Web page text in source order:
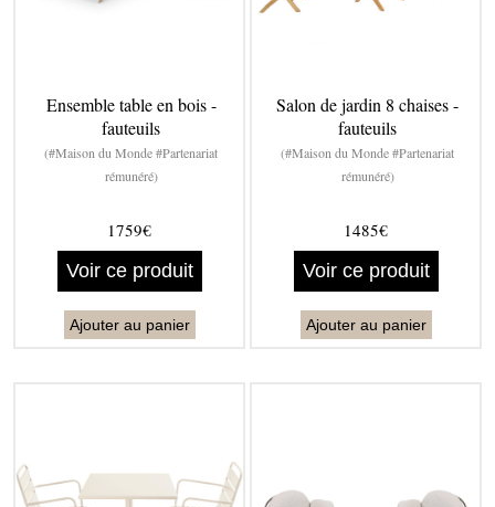
Ensemble table en bois -
fauteuils
(#Maison du Monde #Partenariat
rémunéré)
1759€
Voir ce produit
Ajouter au panier
Salon de jardin 8 chaises -
fauteuils
(#Maison du Monde #Partenariat
rémunéré)
1485€
Voir ce produit
Ajouter au panier